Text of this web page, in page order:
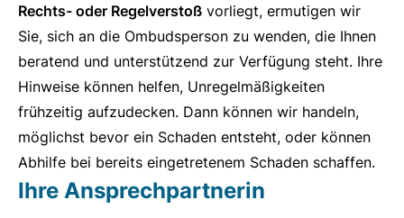
Rechts- oder Regelverstoß vorliegt, ermutigen wir
Sie, sich an die Ombudsperson zu wenden, die Ihnen
beratend und unterstützend zur Verfügung steht. Ihre
Hinweise können helfen, Unregelmäßigkeiten
frühzeitig aufzudecken. Dann können wir handeln,
möglichst bevor ein Schaden entsteht, oder können
Abhilfe bei bereits eingetretenem Schaden schaffen.
Ihre Ansprechpartnerin